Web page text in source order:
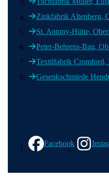
Zinkfabrik Altenberg,
St. Antony-Hütte,
Peter-Behrens-Bau,
Textilfabrik Cromford,
Gesenkschmiede
Facebook